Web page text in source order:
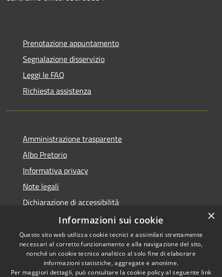
Prenotazione appuntamento
Segnalazione disservizio
Leggi le FAQ
Richiesta assistenza
Amministrazione trasparente
Albo Pretorio
Informativa privacy
Note legali
Dichiarazione di accessibilità
Piano miglioramento sito
RSS
Copyright © 2026 • Comune di
×
Informazioni sui cookie
Questo sito web utilizza cookie tecnici e assimilati strettamente
necessari al corretto funzionamento e alla navigazione del sito,
nonché un cookie tecnico analitico al solo fine di elaborare
informazioni statistiche, aggregate e anonime.
Per maggiori dettagli, può consultare la cookie policy al seguente link